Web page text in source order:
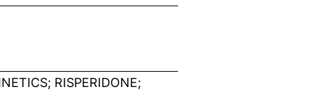
RISPERIDONE;